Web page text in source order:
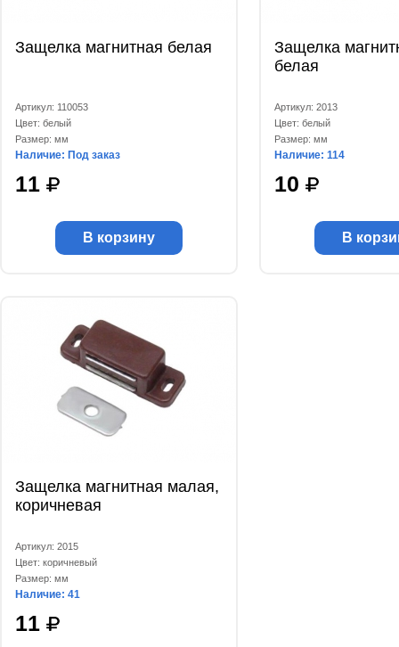
Защелка магнитная белая
Артикул: 110053
Цвет: белый
Размер: мм
Наличие: Под заказ
11
В корзину
Защелка
белая
Артикул: 2013
Цвет: белый
Размер: мм
Наличие: 114
10
В
Защелка магнитная малая,
коричневая
Артикул: 2015
Цвет: коричневый
Размер: мм
Наличие: 41
11